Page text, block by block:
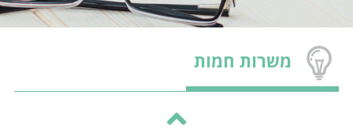
משרות חמות